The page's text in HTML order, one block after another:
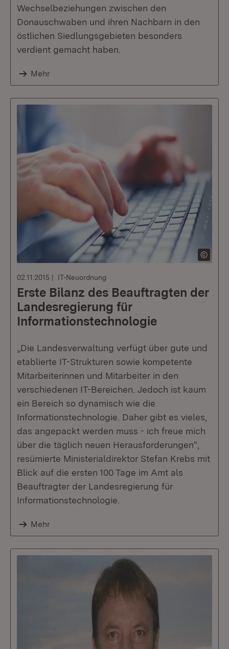
Wechselbeziehungen zwischen den
Donauschwaben und ihren Nachbarn in den
östlichen Siedlungsgebieten besonders
verdient gemacht haben.
Mehr
02.11.2015 IT-Neuordnung
Erste Bilanz des Beauftragten der
Landesregierung für
Informationstechnologie
„Die Landesverwaltung verfügt über gute und
etablierte IT-Strukturen sowie kompetente
Mitarbeiterinnen und Mitarbeiter in den
verschiedenen IT-Bereichen. Jedoch ist kaum
ein Bereich so dynamisch wie die
Informationstechnologie. Daher gibt es vieles,
das angepackt werden muss - ich freue mich
über die täglich neuen Herausforderungen“,
resümierte Ministerialdirektor Stefan Krebs mit
Blick auf die ersten 100 Tage im Amt als
Beauftragter der Landesregierung für
Informationstechnologie.
Mehr